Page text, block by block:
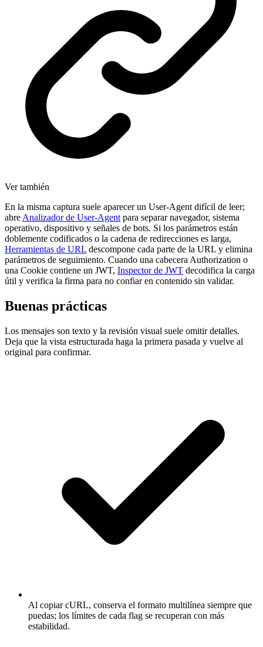
Ver también
En la misma captura suele aparecer un User-Agent difícil de leer;
abre Analizador de User-Agent para separar navegador, sistema
operativo, dispositivo y señales de bots. Si los parámetros están
doblemente codificados o la cadena de redirecciones es larga,
Herramientas de URL descompone cada parte de la URL y elimina
parámetros de seguimiento. Cuando una cabecera Authorization o
una Cookie contiene un JWT, Inspector de JWT decodifica la carga
útil y verifica la firma para no confiar en contenido sin validar.
Buenas prácticas
Los mensajes son texto y la revisión visual suele omitir detalles.
Deja que la vista estructurada haga la primera pasada y vuelve al
original para confirmar.
Al copiar cURL, conserva el formato multilínea siempre que
puedas; los límites de cada flag se recuperan con más
estabilidad.